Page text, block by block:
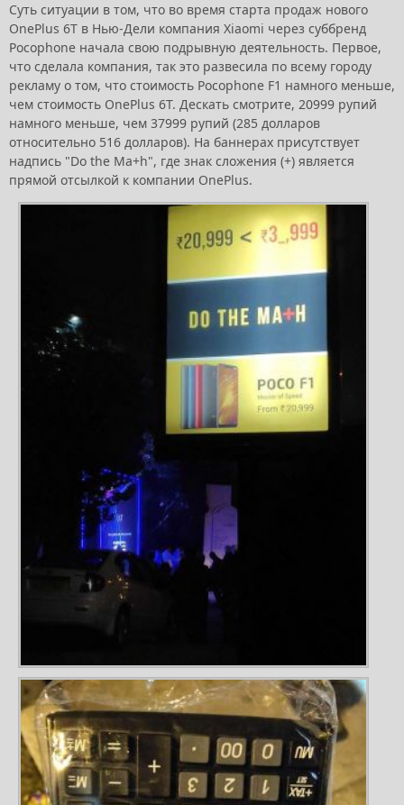
Суть ситуации в том, что во время старта продаж нового
OnePlus 6T в Нью-Дели компания Xiaomi через суббренд
Pocophone начала свою подрывную деятельность. Первое,
что сделала компания, так это развесила по всему городу
рекламу о том, что стоимость Pocophone F1 намного меньше,
чем стоимость OnePlus 6T. Дескать смотрите, 20999 рупий
намного меньше, чем 37999 рупий (285 долларов
относительно 516 долларов). На баннерах присутствует
надпись "Do the Ma+h", где знак сложения (+) является
прямой отсылкой к компании OnePlus.